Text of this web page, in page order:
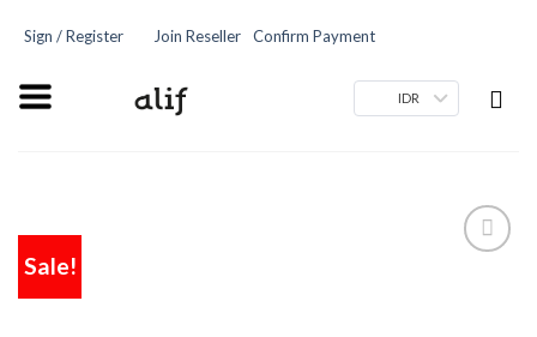
Sign / Register Join Reseller Confirm Payment
IDR
Sale!